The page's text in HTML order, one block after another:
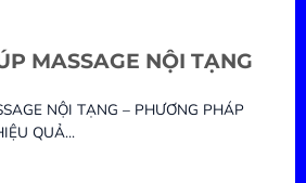
MASSAGE NỘI TẠNG
NỘI TẠNG – PHƯƠNG PHÁP
QUẢ...